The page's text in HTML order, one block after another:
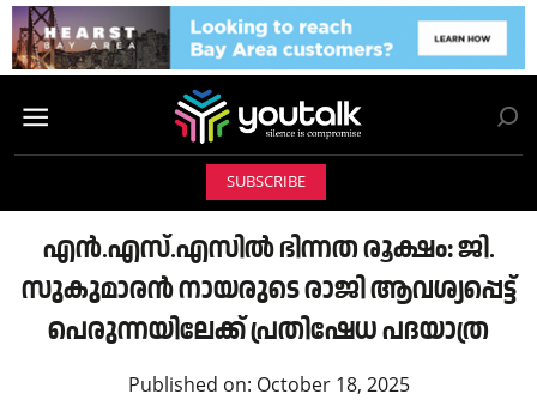
SUBSCRIBE
എൻ.എസ്.എസിൽ ഭിന്നത രൂക്ഷം: ജി.
സുകുമാരൻ നായരുടെ രാജി ആവശ്യപ്പെട്ട്
പെരുന്നയിലേക്ക് പ്രതിഷേധ പദയാത്ര
Published on: October 18, 2025